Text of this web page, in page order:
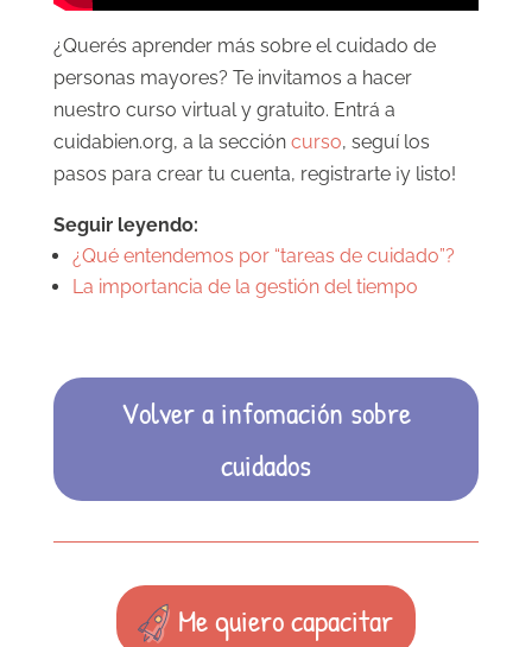
¿Querés aprender más sobre el cuidado de
personas mayores? Te invitamos a hacer
nuestro curso virtual y gratuito. Entrá a
cuidabien.org, a la sección curso, seguí los
pasos para crear tu cuenta, registrarte ¡y listo!
Seguir leyendo:
¿Qué entendemos por “tareas de cuidado”?
La importancia de la gestión del tiempo
Volver a infomación sobre
cuidados
Me quiero capacitar